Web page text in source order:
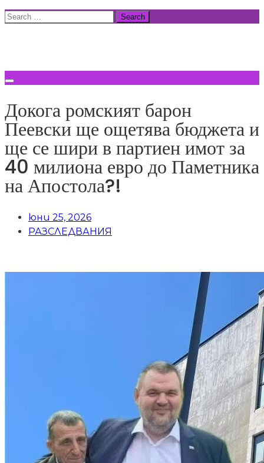
Skip
Search
Докога ромският барон
Пеевски ще ощетява бюджета и
ще се шири в партиен имот за
40 милиона евро до Паметника
на Апостола?!
юни 25, 2026
РАЗСЛЕДВАНИЯ